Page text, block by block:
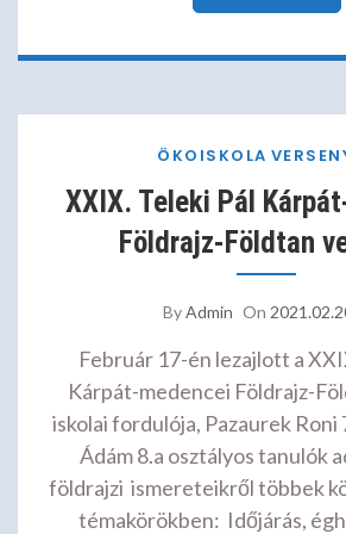
ÖKOISKOLA
XXIX. Teleki Pál
Földrajz-Földtan
ByAdmin On
Február 17-én lezajlott a
Kárpát-medencei Földrajz-
iskolai fordulója, Pazaurek Roni
Ádám 8.a osztályos tanulók
földrajzi ismereteikről többek
témakörökben: Időjárás,